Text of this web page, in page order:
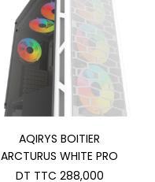
AQIRYS BOITIER
ARCTURUS WHITE PRO
DT TTC 288,000